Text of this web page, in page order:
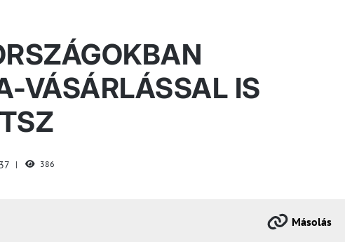
VÁSÁRLÁSSAL IS
386
Másolás